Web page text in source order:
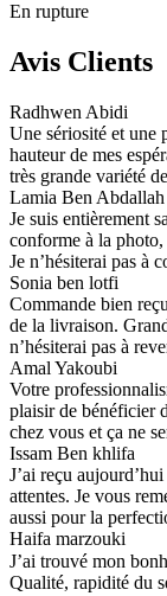
En rupture
Avis Clients
Radhwen Abidi
Une sériosité et une
hauteur de mes
très grande variété
Lamia Ben Abdallah
Je suis entièrement
conforme à la
Je n’hésiterai pas à
Sonia ben lotfi
Commande bien
de la livraison.
n’hésiterai pas à
Amal Yakoubi
Votre
plaisir de bénéficier
chez vous et ça ne
Issam Ben khlifa
J’ai reçu
attentes. Je vous
aussi pour la
Haifa marzouki
J’ai trouvé mon
Qualité, rapidité du